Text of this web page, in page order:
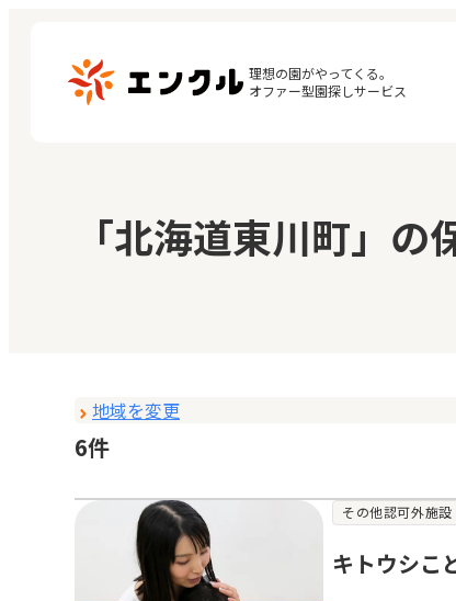
理想の園がやってくる。
オファー型園探しサービス
保育園・幼稚園を探す
地図から探す
「北海道東川町」
地域を変更
6件
その他認可外施設
キトウシこ